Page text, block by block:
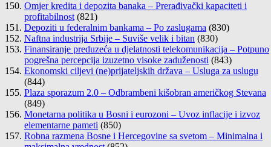
Omjer kredita i depozita banaka – Prerađivački kapaciteti i
profitabilnost (821)
Depoziti u federalnim bankama – Po zaslugama (830)
Naftna industrija Srbije – Suviše velik i bitan (830)
Finansiranje preduzeća u djelatnosti telekomunikacija – Potpuno
pogrešna percepcija izuzetno visoke zaduženosti (843)
Ekonomski ciljevi (ne)prijateljskih država – Usluga za uslugu
(844)
Plaza sporazum 2.0 – Odbrambeni kišobran američkog Stevana
(849)
Monetarna politika u Bosni i eurozoni – Uvoz inflacije i izvoz
elementarne pameti (850)
Robna razmena Bosne i Hercegovine sa svetom – Minimalna i